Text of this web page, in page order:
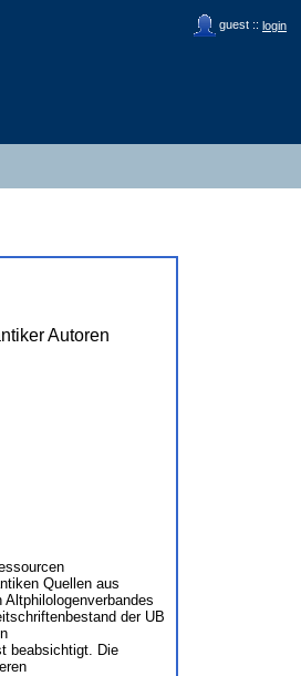
guest :: login
Autoren
Quellen aus
der UB
beabsichtigt. Die